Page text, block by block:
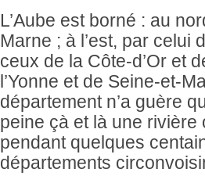
L’Aube est borné : au
Marne ; à l’est, par celui
ceux de la Côte-d’Or et
l’Yonne et de Seine-et-
département n’a guère
peine çà et là une
pendant quelques
départements